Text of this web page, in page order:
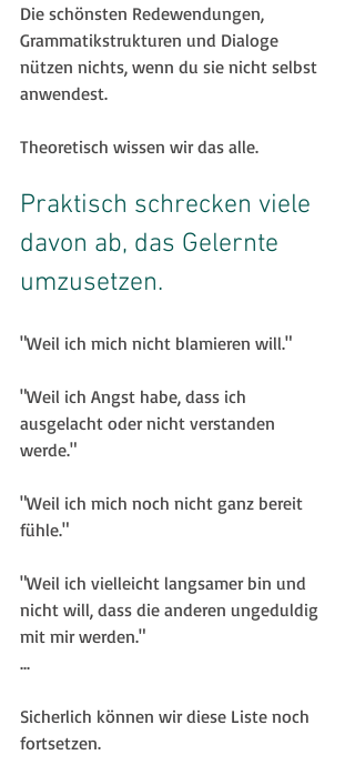
Die schönsten Redewendungen,
Grammatikstrukturen und Dialoge
nützen nichts, wenn du sie nicht selbst
anwendest.
Theoretisch wissen wir das alle.
Praktisch schrecken viele
davon ab, das Gelernte
umzusetzen.
"Weil ich mich nicht blamieren will."
"Weil ich Angst habe, dass ich
ausgelacht oder nicht verstanden
werde."
"Weil ich mich noch nicht ganz bereit
fühle."
"Weil ich vielleicht langsamer bin und
nicht will, dass die anderen ungeduldig
mit mir werden."
...
Sicherlich können wir diese Liste noch
fortsetzen.